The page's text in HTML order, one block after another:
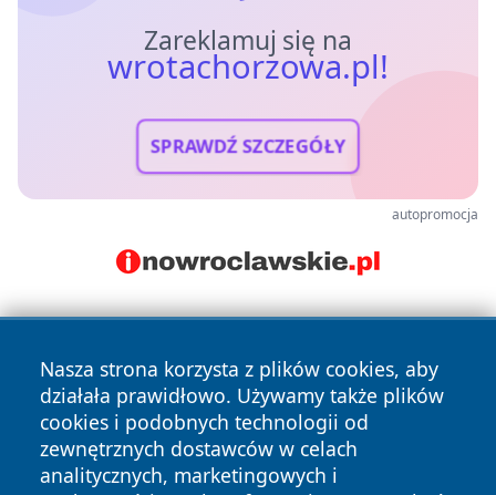
Zareklamuj się na
wrotachorzowa.pl!
SPRAWDŹ SZCZEGÓŁY
autopromocja
Nasza strona korzysta z plików cookies, aby
działała prawidłowo. Używamy także plików
cookies i podobnych technologii od
zewnętrznych dostawców w celach
analitycznych, marketingowych i
Copyright © 2026 wrotachorzowa.pl Wszystkie prawa
zastrzeżone.